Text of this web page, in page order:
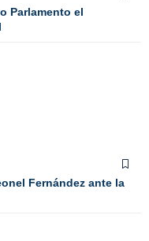
Parlamento el
Fernández ante la